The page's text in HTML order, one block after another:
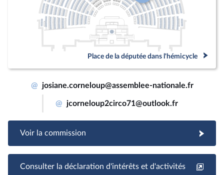
Place de la députée dans l'hémicycle
@ josiane.corneloup@assemblee-nationale.fr
@ jcorneloup2circo71@outlook.fr
Voir la commission
Consulter la déclaration d'intérêts et d'activités